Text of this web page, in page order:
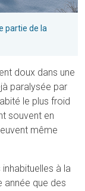
partie de la
doux dans une
paralysée par
le plus froid
souvent en
même
à la
année que des